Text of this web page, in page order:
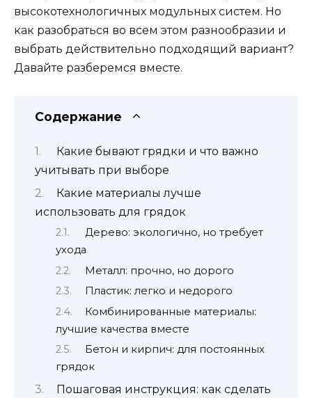
высокотехнологичных модульных систем. Но
как разобраться во всем этом разнообразии и
выбрать действительно подходящий вариант?
Давайте разберемся вместе.
Содержание
Какие бывают грядки и что важно
учитывать при выборе
Какие материалы лучше
использовать для грядок
Дерево: экологично, но требует
ухода
Металл: прочно, но дорого
Пластик: легко и недорого
Комбинированные материалы:
лучшие качества вместе
Бетон и кирпич: для постоянных
грядок
Пошаговая инструкция: как сделать